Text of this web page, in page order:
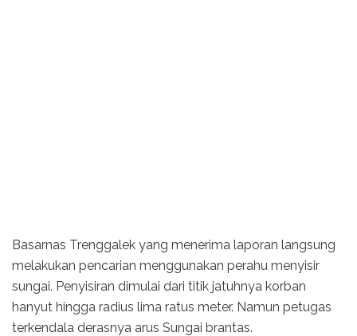
Basarnas Trenggalek yang menerima laporan langsung
melakukan pencarian menggunakan perahu menyisir
sungai. Penyisiran dimulai dari titik jatuhnya korban
hanyut hingga radius lima ratus meter. Namun petugas
terkendala derasnya arus Sungai brantas.